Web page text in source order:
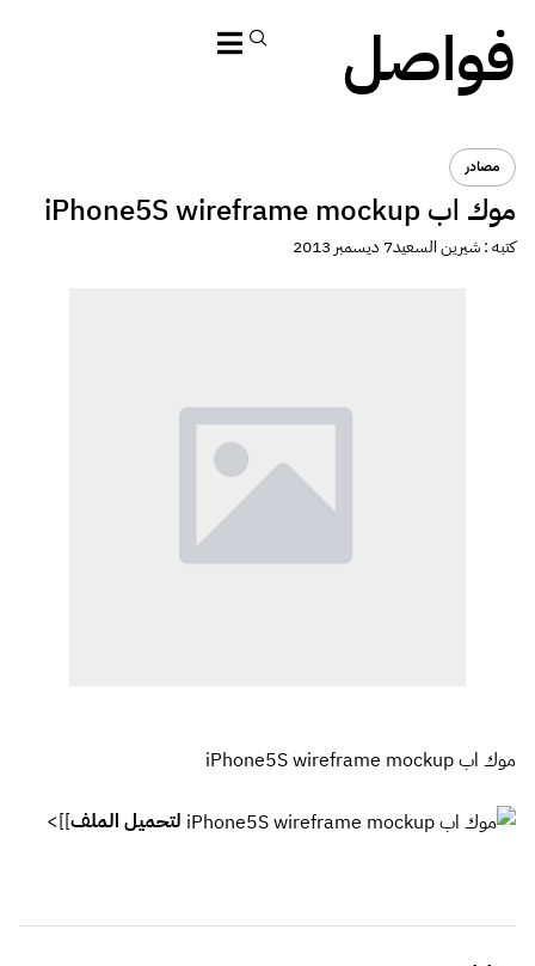
فواصل
مصادر
موك اب iPhone5S wireframe mockup
كتبه :شيرين السعيد7 ديسمبر 2013
موك اب iPhone5S wireframe mockup
لتحميل الملف]]>